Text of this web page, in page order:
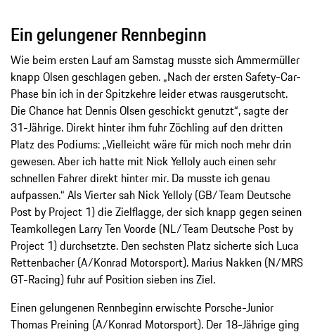
Ein gelungener Rennbeginn
Wie beim ersten Lauf am Samstag musste sich Ammermüller
knapp Olsen geschlagen geben. „Nach der ersten Safety-Car-
Phase bin ich in der Spitzkehre leider etwas rausgerutscht.
Die Chance hat Dennis Olsen geschickt genutzt“, sagte der
31-Jährige. Direkt hinter ihm fuhr Zöchling auf den dritten
Platz des Podiums: „Vielleicht wäre für mich noch mehr drin
gewesen. Aber ich hatte mit Nick Yelloly auch einen sehr
schnellen Fahrer direkt hinter mir. Da musste ich genau
aufpassen.“ Als Vierter sah Nick Yelloly (GB/Team Deutsche
Post by Project 1) die Zielflagge, der sich knapp gegen seinen
Teamkollegen Larry Ten Voorde (NL/Team Deutsche Post by
Project 1) durchsetzte. Den sechsten Platz sicherte sich Luca
Rettenbacher (A/Konrad Motorsport). Marius Nakken (N/MRS
GT-Racing) fuhr auf Position sieben ins Ziel.
Einen gelungenen Rennbeginn erwischte Porsche-Junior
Thomas Preining (A/Konrad Motorsport). Der 18-Jährige ging